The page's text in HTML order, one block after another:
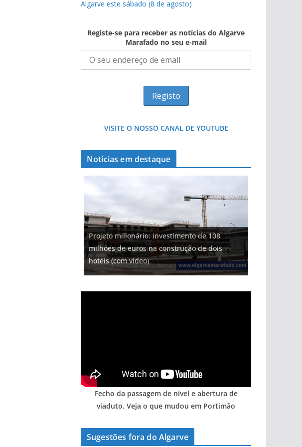
Algarve este sábado (8 de agosto)
Registe-se para receber as notícias do Algarve
Marafado no seu e-mail
VISITE O NOSSO CANAL DE YOUTUBE
Notícias em destaque
Projeto milionário: investimento de 108
milhões de euros na construção de dois
hotéis (com vídeo)
Tempestades roubam areia de praias e põem
arribas em risco no Algarve (com vídeo)
Foto do dia: uma cidade algarvia que cresceu
entre redes e fábricas
Tapas do mar a 3 euros cada. Nova rota
gastronómica nasce no Algarve
Milagre da água. Fontes emblemáticas do
Algarve voltam a ter vida (com vídeo)
Fecho da passagem de nível e abertura de
viaduto. Veja o que mudou em Portimão
Sugestões fora do Algarve